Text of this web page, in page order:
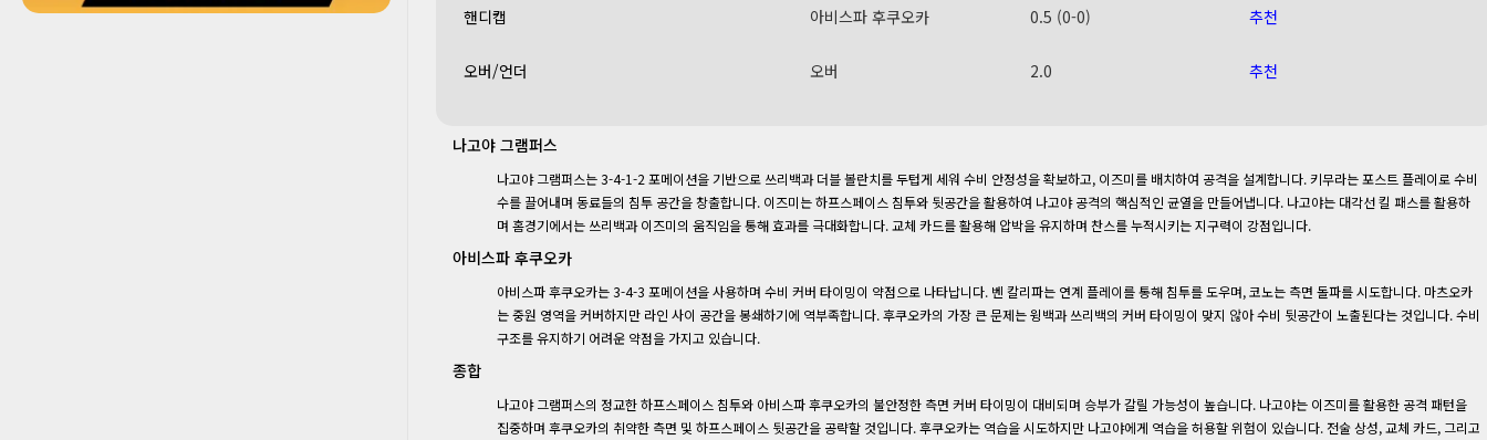
핸디캡 아비스파 후쿠오카 0.5 (0-0) 추천
오버/언더 오버 2.0 추천
나고야 그램퍼스
나고야 그램퍼스는 3-4-1-2 포메이션을 기반으로 쓰리백과 더블 볼란치를 두텁게 세워 수비 안정성을 확보하고, 이즈미를 배치하여 공격을 설계합니다. 키무라는 포스트 플레이로 수비
수를 끌어내며 동료들의 침투 공간을 창출합니다. 이즈미는 하프스페이스 침투와 뒷공간을 활용하여 나고야 공격의 핵심적인 균열을 만들어냅니다. 나고야는 대각선 킬 패스를 활용하
며 홈경기에서는 쓰리백과 이즈미의 움직임을 통해 효과를 극대화합니다. 교체 카드를 활용해 압박을 유지하며 찬스를 누적시키는 지구력이 강점입니다.
아비스파 후쿠오카
아비스파 후쿠오카는 3-4-3 포메이션을 사용하며 수비 커버 타이밍이 약점으로 나타납니다. 벤 칼리파는 연계 플레이를 통해 침투를 도우며, 코노는 측면 돌파를 시도합니다. 마츠오카
는 중원 영역을 커버하지만 라인 사이 공간을 봉쇄하기에 역부족합니다. 후쿠오카의 가장 큰 문제는 윙백과 쓰리백의 커버 타이밍이 맞지 않아 수비 뒷공간이 노출된다는 것입니다. 수비
구조를 유지하기 어려운 약점을 가지고 있습니다.
종합
나고야 그램퍼스의 정교한 하프스페이스 침투와 아비스파 후쿠오카의 불안정한 측면 커버 타이밍이 대비되며 승부가 갈릴 가능성이 높습니다. 나고야는 이즈미를 활용한 공격 패턴을
집중하며 후쿠오카의 취약한 측면 및 하프스페이스 뒷공간을 공략할 것입니다. 후쿠오카는 역습을 시도하지만 나고야에게 역습을 허용할 위험이 있습니다. 전술 상성, 교체 카드, 그리고